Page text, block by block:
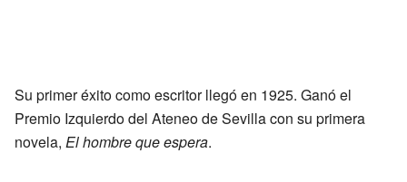
Su primer éxito como escritor llegó en 1925. Ganó el
Premio Izquierdo del Ateneo de Sevilla con su primera
novela, El hombre que espera.